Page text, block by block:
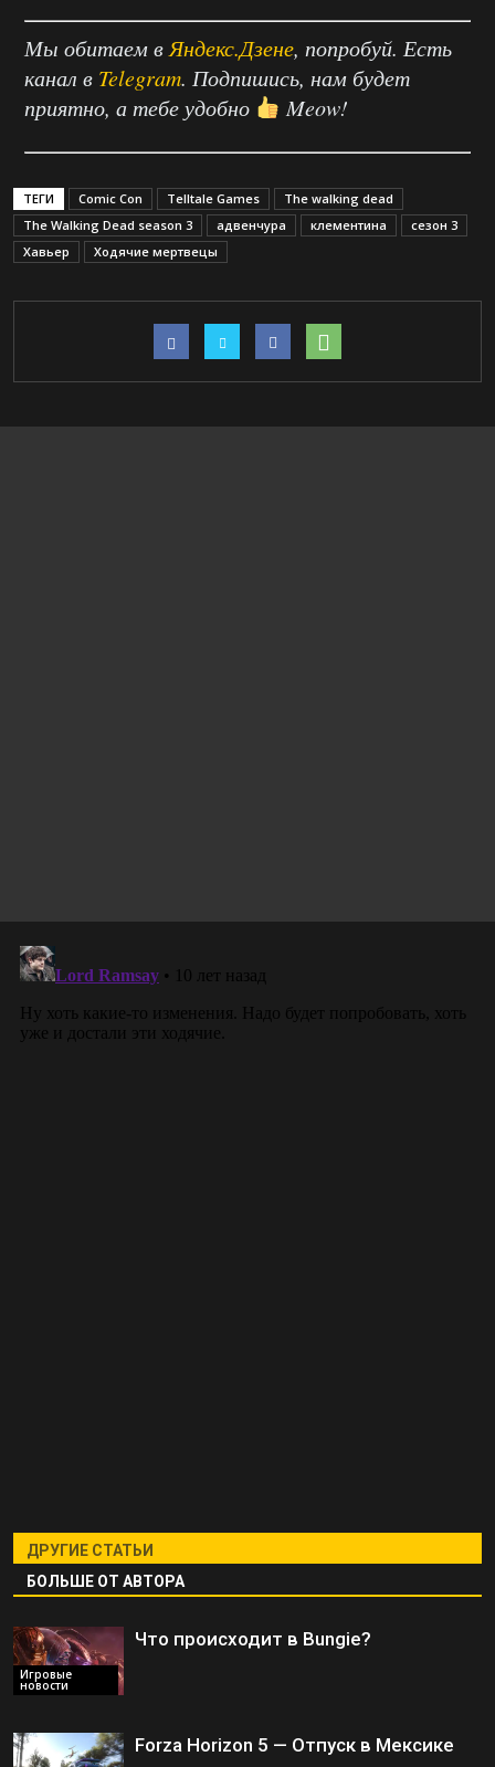
Мы обитаем вЯндекс.Дзене, попробуй. Есть
канал в Telegram. Подпишись, нам будет
приятно, а тебе удобно
Meow!
ТЕГИ Comic Con Telltale Games
The walking dead
The Walking Dead season 3
адвенчура клементина
сезон 3
Хавьер
Ходячие мертвецы
ДРУГИЕ СТАТЬИ
БОЛЬШЕ ОТ АВТОРА
Игровые
новости
Что происходит в Bungie?
Forza Horizon 5 — Отпуск в Мексике